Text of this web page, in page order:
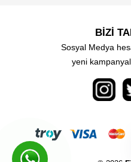
BİZİ
Sosyal Medya
yeni